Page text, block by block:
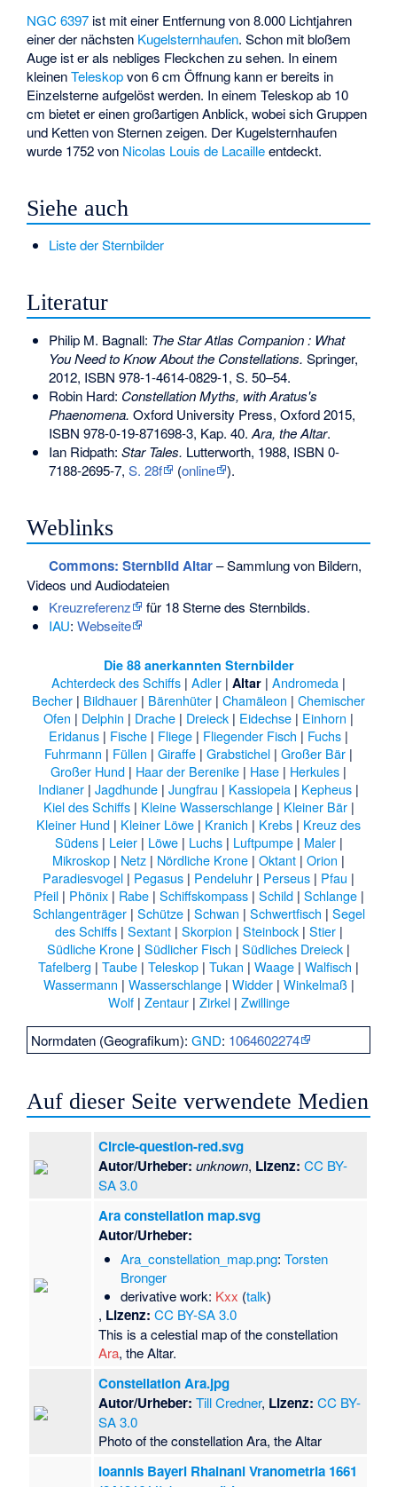
NGC 6397 ist mit einer Entfernung von 8.000 Lichtjahren
einer der nächsten Kugelsternhaufen. Schon mit bloßem
Auge ist er als nebliges Fleckchen zu sehen. In einem
kleinenTeleskopvon 6 cm Öffnung kann er bereits in
Einzelsterne aufgelöst werden. In einem Teleskop ab 10
cm bietet er einen großartigen Anblick, wobei sich Gruppen
und Ketten von Sternen zeigen. Der Kugelsternhaufen
wurde 1752 von Nicolas Louis de Lacailleentdeckt.
Siehe auch
Liste der Sternbilder
Literatur
Philip M. Bagnall: The Star Atlas Companion : What
You Need to Know About the Constellations. Springer,
2012, ISBN 978-1-4614-0829-1, S. 50–54.
Robin Hard: Constellation Myths, with Aratus's
Phaenomena. Oxford University Press, Oxford 2015,
ISBN 978-0-19-871698-3, Kap. 40. Ara, the Altar.
Ian Ridpath: Star Tales. Lutterworth, 1988, ISBN 0-
7188-2695-7, S. 28f (online ).
Weblinks
Commons: Sternbild Altar– Sammlung von Bildern,
Videos und Audiodateien
Kreuzreferenz
für 18 Sterne des Sternbilds.
IAU: Webseite
Die 88 anerkannten Sternbilder
Achterdeck des Schiffs | Adler | Altar | Andromeda |
Becher | Bildhauer | Bärenhüter | Chamäleon | Chemischer
Ofen | Delphin | Drache | Dreieck | Eidechse | Einhorn |
Eridanus | Fische | Fliege | Fliegender Fisch | Fuchs |
Fuhrmann | Füllen | Giraffe | Grabstichel | Großer Bär |
Großer Hund | Haar der Berenike | Hase | Herkules |
Indianer | Jagdhunde | Jungfrau | Kassiopeia | Kepheus |
Kiel des Schiffs| Kleine Wasserschlange| Kleiner Bär|
Kleiner Hund | Kleiner Löwe | Kranich | Krebs | Kreuz des
Südens| Leier| Löwe| Luchs| Luftpumpe| Maler|
Mikroskop | Netz | Nördliche Krone | Oktant | Orion |
Paradiesvogel | Pegasus | Pendeluhr | Perseus | Pfau |
Pfeil| Phönix| Rabe| Schiffskompass| Schild| Schlange|
Schlangenträger| Schütze| Schwan | Schwertfisch | Segel
des Schiffs| Sextant| Skorpion | Steinbock| Stier|
Südliche Krone | Südlicher Fisch | Südliches Dreieck |
Tafelberg | Taube | Teleskop | Tukan | Waage | Walfisch |
Wassermann | Wasserschlange| Widder| Winkelmaß|
Wolf| Zentaur| Zirkel| Zwillinge
Normdaten (Geografikum):GND: 1064602274
Auf dieser Seite verwendete Medien
Circle-question-red.svg
Autor/Urheber: unknown, Lizenz: CC BY-
SA 3.0
Ara constellation map.svg
Autor/Urheber:
Ara_constellation_map.png: Torsten
Bronger
derivative work: Kxx (talk)
, Lizenz: CC BY-SA 3.0
This is a celestial map of the constellation
Ara, the Altar.
Constellation Ara.jpg
Autor/Urheber: Till Credner, Lizenz: CC BY-
SA 3.0
Photo of the constellation Ara, the Altar
Ioannis Bayeri Rhainani Vranometria 1661